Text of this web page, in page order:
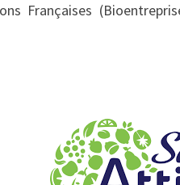
Françaises